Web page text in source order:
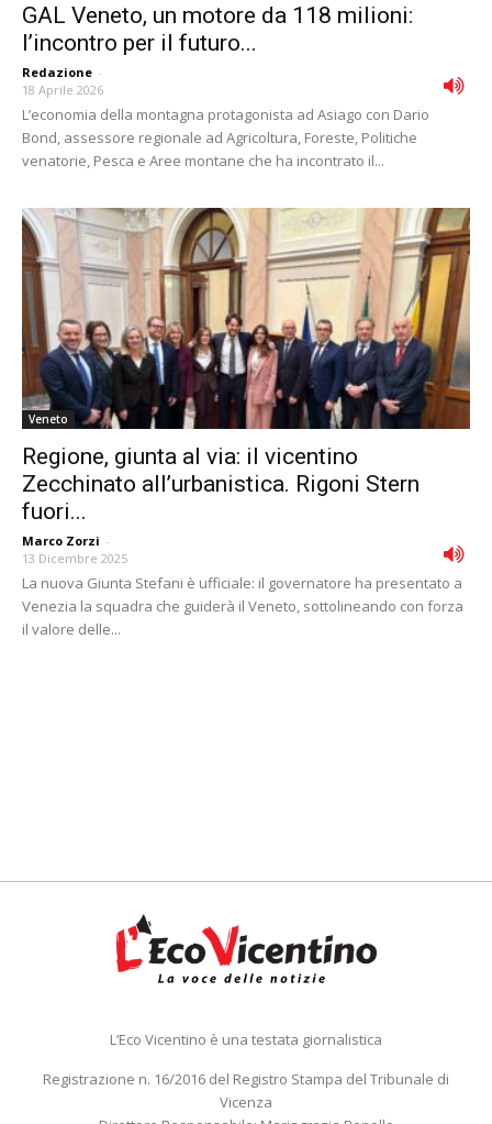
GAL Veneto, un motore da 118 milioni:
l’incontro per il futuro...
Redazione -
18 Aprile 2026
L’economia della montagna protagonista ad Asiago con Dario
Bond, assessore regionale ad Agricoltura, Foreste, Politiche
venatorie, Pesca e Aree montane che ha incontrato il...
Veneto
Regione, giunta al via: il vicentino
Zecchinato all’urbanistica. Rigoni Stern
fuori...
Marco Zorzi -
13 Dicembre 2025
La nuova Giunta Stefani è ufficiale: il governatore ha presentato a
Venezia la squadra che guiderà il Veneto, sottolineando con forza
il valore delle...
L’Eco Vicentino è una testata giornalistica
Registrazione n. 16/2016 del Registro Stampa del Tribunale di
Vicenza